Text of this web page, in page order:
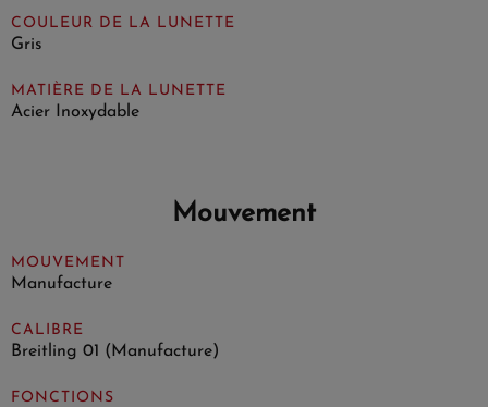
COULEUR DE LA LUNETTE
Gris
MATIÈRE DE LA LUNETTE
Acier Inoxydable
Mouvement
MOUVEMENT
Manufacture
CALIBRE
Breitling 01 (Manufacture)
FONCTIONS